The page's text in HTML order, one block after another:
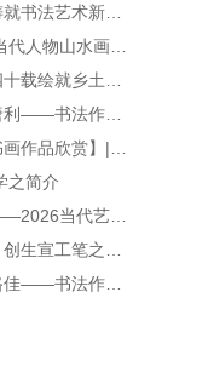
之简介